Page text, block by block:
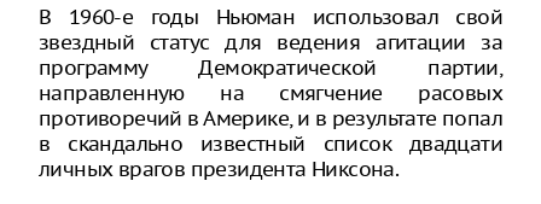
В 1960-е годы Ньюман использовал свой
звездный статус для ведения агитации за
программу Демократической партии,
направленную на смягчение расовых
противоречий в Америке, и в результате попал
в скандально известный список двадцати
личных врагов президента Никсона.